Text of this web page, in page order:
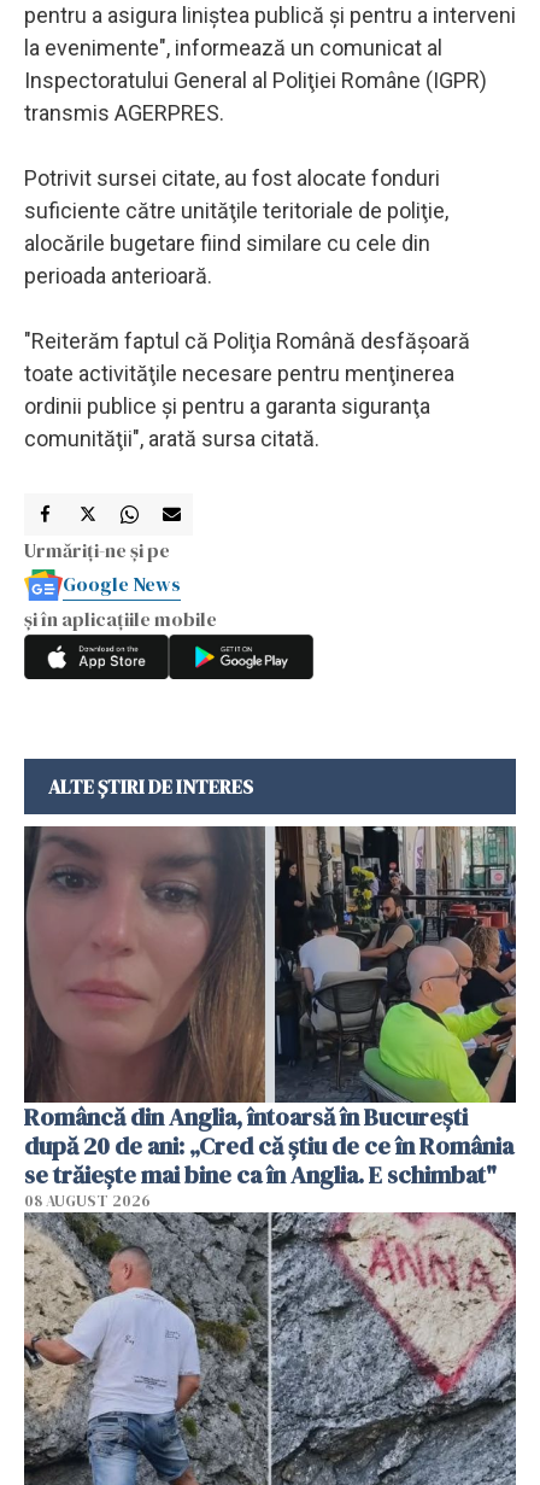
pentru a asigura liniştea publică şi pentru a interveni
la evenimente", informează un comunicat al
Inspectoratului General al Poliţiei Române (IGPR)
transmis AGERPRES.
Potrivit sursei citate, au fost alocate fonduri
suficiente către unităţile teritoriale de poliţie,
alocările bugetare fiind similare cu cele din
perioada anterioară.
"Reiterăm faptul că Poliţia Română desfăşoară
toate activităţile necesare pentru menţinerea
ordinii publice şi pentru a garanta siguranţa
comunităţii", arată sursa citată.
Urmăriți-ne și pe
Google News
și în aplicațiile mobile
ALTE ȘTIRI DE INTERES
Româncă din Anglia, întoarsă în București
după 20 de ani: „Cred că știu de ce în România
se trăiește mai bine ca în Anglia. E schimbat"
08 AUGUST 2026